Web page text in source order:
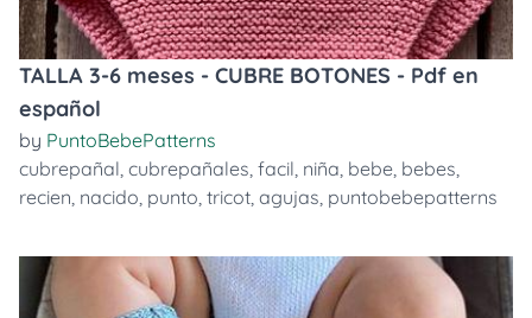
TALLA 3-6 meses - CUBRE BOTONES - Pdf en
español
by PuntoBebePatterns
cubrepañal, cubrepañales, facil, niña, bebe, bebes,
recien, nacido, punto, tricot, agujas, puntobebepatterns